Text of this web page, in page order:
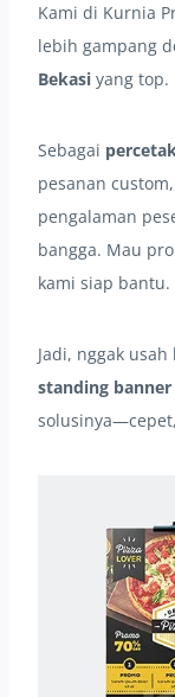
Kami di Kurnia
lebih gampang
Bekasi yang top.
Sebagai
pesanan
pengalaman
bangga. Mau
kami siap bantu.
Jadi, nggak
standing banner